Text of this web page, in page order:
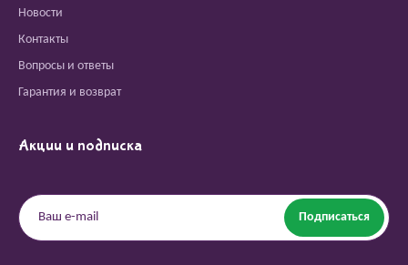
Новости
Контакты
Вопросы и ответы
Гарантия и возврат
Акции и подписка
Подписаться